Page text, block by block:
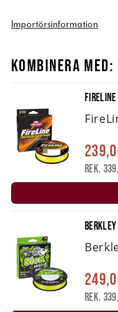
Importörsinformation
KOMBINERA MED:
FIRELINE
Rek.
BERKLEY
Rek.